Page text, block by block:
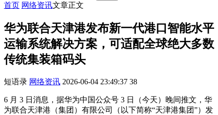
首页 网络资讯文章正文
华为联合天津港发布新一代港口智能水平
运输系统解决方案，可适配全球绝大多数
传统集装箱码头
短语录 网络资讯 2026-06-04 23:49:37 38
6 月 3 日消息，据华为中国公众号 3 日（今天）晚间推文，华
为联合天津港（集团）有限公司（以下简称“天津港集团”）发